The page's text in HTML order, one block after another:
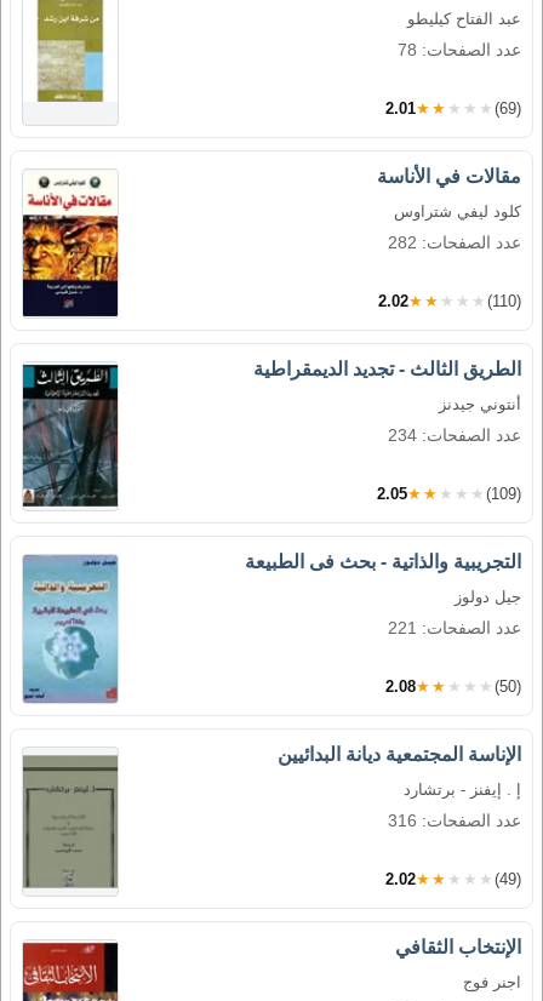
عبد الفتاح كيليطو
عدد الصفحات: 78
2.01★★★★★ (69)
مقالات في الأناسة
كلود ليفي شتراوس
عدد الصفحات: 282
2.02★★★★★ (110)
الطريق الثالث - تجديد الديمقراطية
أنتوني جيدنز
عدد الصفحات: 234
2.05★★★★★ (109)
التجريبية والذاتية - بحث فى الطبيعة
جيل دولوز
عدد الصفحات: 221
2.08★★★★★ (50)
الإناسة المجتمعية ديانة البدائيين
إ . إيفنز - برتشارد
عدد الصفحات: 316
2.02★★★★★ (49)
الإنتخاب الثقافي
اجنر فوج